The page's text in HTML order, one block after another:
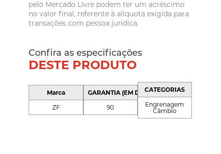
pelo Mercado Livre podem ter um acréscimo
no valor final, referente à alíquota exigida para
transações com pessoa jurídica.
Confira as especificações
DESTE PRODUTO
Marca
ZF
GARANTIA (EM DIAS)
90
CATEGORIAS
Engrenagem
Câmbio